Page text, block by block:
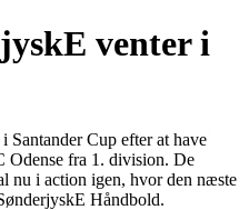
venter i
Santander Cup efter at have
Odense fra 1. division. De
nu i action igen, hvor den næste
Håndbold.